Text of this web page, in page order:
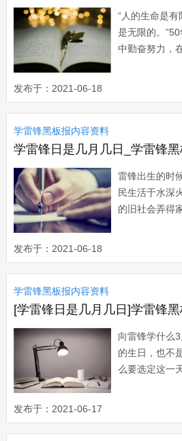
“人的生命是
是无限的。
中勤奋努力，
词。半个世纪
育了几代中国
色、...
发布于：2021-06-18
学雷锋黑板报内容资料
学雷锋日是几月几日_学雷锋
雷锋出生的时
民生活于水深
的旧社会弄得
哥、弟弟五位
锋不满七岁就
记中写道：“
弟，都死在民
发布于：2021-06-18
学雷锋黑板报内容资料
向雷锋学什么
的生日，也不
么要选定这一
了半年多，即
报纸发表了毛
学习”。其实
发布于：2021-06-17